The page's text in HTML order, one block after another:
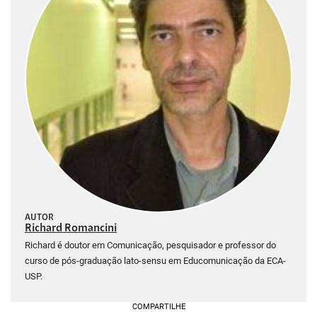
AUTOR
Richard Romancini
Richard é doutor em Comunicação, pesquisador e professor do
curso de pós-graduação lato-sensu em Educomunicação da ECA-
USP.
COMPARTILHE